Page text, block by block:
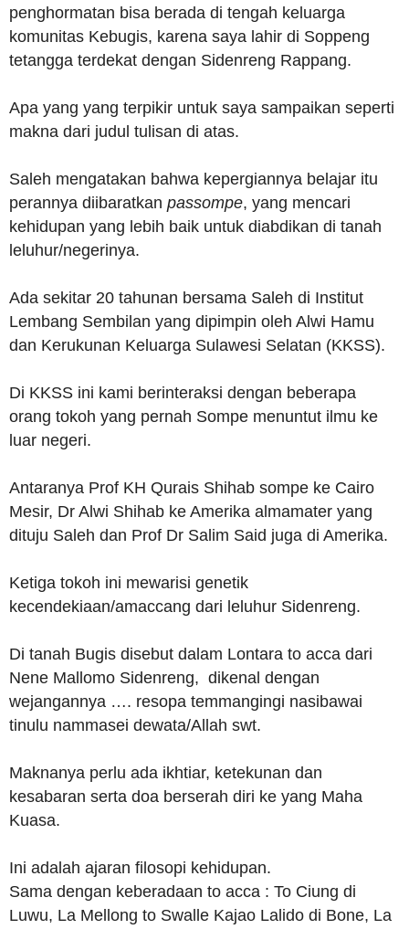
penghormatan bisa berada di tengah keluarga
komunitas Kebugis, karena saya lahir di Soppeng
tetangga terdekat dengan Sidenreng Rappang.
Apa yang yang terpikir untuk saya sampaikan seperti
makna dari judul tulisan di atas.
Saleh mengatakan bahwa kepergiannya belajar itu
perannya diibaratkan passompe, yang mencari
kehidupan yang lebih baik untuk diabdikan di tanah
leluhur/negerinya.
Ada sekitar 20 tahunan bersama Saleh di Institut
Lembang Sembilan yang dipimpin oleh Alwi Hamu
dan Kerukunan Keluarga Sulawesi Selatan (KKSS).
Di KKSS ini kami berinteraksi dengan beberapa
orang tokoh yang pernah Sompe menuntut ilmu ke
luar negeri.
Antaranya Prof KH Qurais Shihab sompe ke Cairo
Mesir, Dr Alwi Shihab ke Amerika almamater yang
dituju Saleh dan Prof Dr Salim Said juga di Amerika.
Ketiga tokoh ini mewarisi genetik
kecendekiaan/amaccang dari leluhur Sidenreng.
Di tanah Bugis disebut dalam Lontara to acca dari
Nene Mallomo Sidenreng, dikenal dengan
wejangannya …. resopa temmangingi nasibawai
tinulu nammasei dewata/Allah swt.
Maknanya perlu ada ikhtiar, ketekunan dan
kesabaran serta doa berserah diri ke yang Maha
Kuasa.
Ini adalah ajaran filosopi kehidupan.
Sama dengan keberadaan to acca : To Ciung di
Luwu, La Mellong to Swalle Kajao Lalido di Bone, La